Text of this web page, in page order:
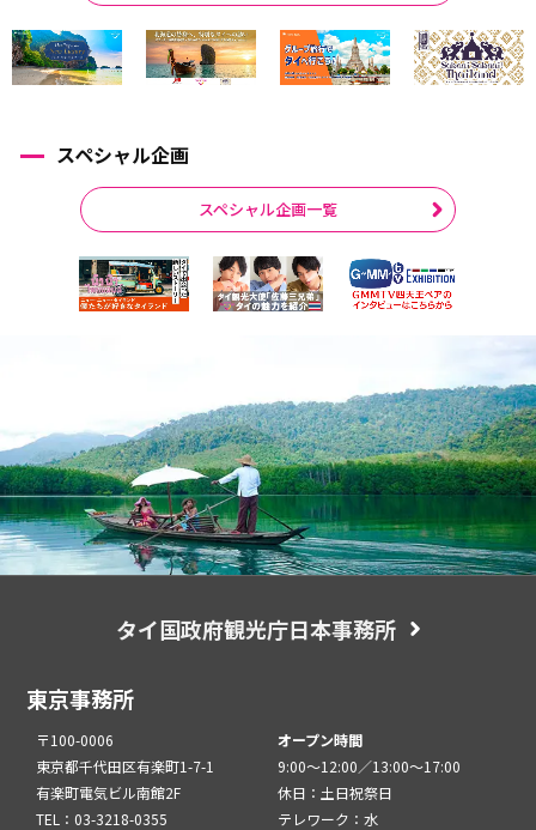
スペシャル企画
スペシャル企画一覧
タイ国政府観光庁日本事務所
東京事務所
〒100-0006
東京都千代田区有楽町1-7-1
有楽町電気ビル南館2F
TEL：03-3218-0355
オープン時間
9:00～12:00／13:00～17:00
休日：土日祝祭日
テレワーク：水